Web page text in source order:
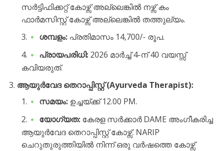
സർട്ടിഫിക്കറ്റ് കോഴ്സ് അല്ലെങ്കിൽ നഴ്സ് കം
ഫാർമസിസ്റ്റ് കോഴ്സ് അല്ലെങ്കിൽ തത്തുല്യം.
ശമ്പളം:പ്രതിമാസം 14,700/- രൂപ.
പ്രായപരിധി:2026 മാർച്ച് 4-ന് 40 വയസ്സ്
കവിയരുത്.
ആയുർവേദ തെറാപ്പിസ്റ്റ് (Ayurveda Therapist):
സമയം:ഉച്ചയ്ക്ക് 12.00 PM.
യോഗ്യത:കേരള സർക്കാർ DAME അംഗീകരിച്ച
ആയുർവേദ തെറാപ്പിസ്റ്റ് കോഴ്സ്. NARIP
ചെറുതുരുത്തിയിൽ നിന്ന് ഒരു വർഷത്തെ കോഴ്സ്